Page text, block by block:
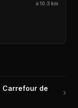
à 10.3 km
Carrefour de
›